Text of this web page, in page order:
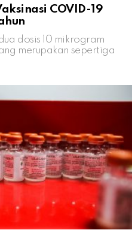
COVID-19
dosis 10 mikrogram
merupakan sepertiga